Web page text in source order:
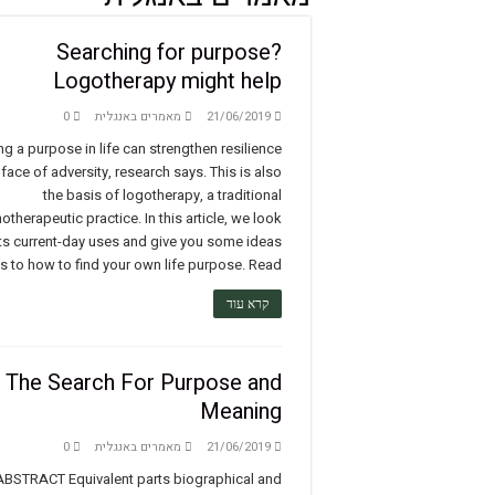
העולם אינו מושלם, אך
Miss B and Miss P
of Meaning in Life
and logotherapy
לפני שהאדם מחפש
על העקרונות הבסיסיים
Life is a rollercoaster
השפעת הדת על משמעות
לוגוסקופיה – כלים לשיח
Searching for purpose?
Logotherapy might help
21/06/2019 מאמרים באנגלית 0
a purpose in life can strengthen resilience
of adversity, research says. This is also
the basis of logotherapy, a traditional
practice. In this article, we look
current-day uses and give you some ideas
to how to find your own life purpose. Read …
קרא עוד
The Search For Purpose and
Meaning
21/06/2019 מאמרים באנגלית 0
Equivalent parts biographical and